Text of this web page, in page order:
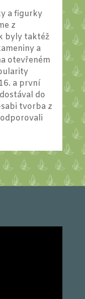
a figurky
z
byly taktéž
a
otevřeném
a první
do
tvorba z